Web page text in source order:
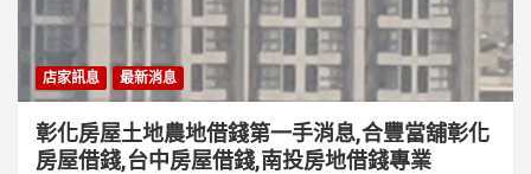
店家訊息 最新消息
彰化房屋土地農地借錢第一手消息,合豐當舖彰化
房屋借錢,台中房屋借錢,南投房地借錢專業